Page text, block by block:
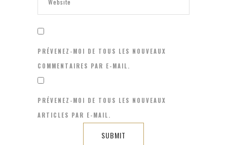
PRÉVENEZ-MOI DE TOUS LES NOUVEAUX
COMMENTAIRES PAR E-MAIL.
PRÉVENEZ-MOI DE TOUS LES NOUVEAUX
ARTICLES PAR E-MAIL.